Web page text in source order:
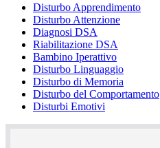
Disturbo Apprendimento
Disturbo Attenzione
Diagnosi DSA
Riabilitazione DSA
Bambino Iperattivo
Disturbo Linguaggio
Disturbo di Memoria
Disturbo del Comportamento
Disturbi Emotivi